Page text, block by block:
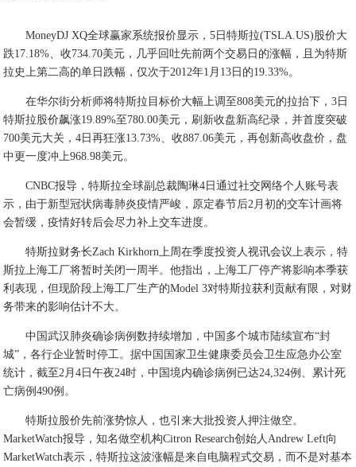
MoneyDJ XQ全球赢家系统报价显示，5日特斯拉(TSLA.US)股价大
跌17.18%、收734.70美元，几乎回吐先前两个交易日的涨幅，且为特斯
拉史上第二高的单日跌幅，仅次于2012年1月13日的19.33%。
在华尔街分析师将特斯拉目标价大幅上调至808美元的拉抬下，3日
特斯拉股价飙涨19.89%至780.00美元，刷新收盘新高纪录，并首度突破
700美元大关，4日再狂涨13.73%、收887.06美元，再创新高收盘价，盘
中更一度冲上968.98美元。
CNBC报导，特斯拉全球副总裁陶琳4日通过社交网络个人账号表
示，由于新型冠状病毒肺炎疫情严峻，原定春节后2月初的交车计画将
会暂缓，疫情好转后会尽力补上交车进度。
特斯拉财务长Zach Kirkhorn上周在季度投资人视讯会议上表示，特
斯拉上海工厂将暂时关闭一周半。他指出，上海工厂停产将影响本季获
利表现，但现阶段上海工厂生产的Model 3对特斯拉获利贡献有限，对财
务带来的影响估计不大。
中国武汉肺炎确诊病例数持续增加，中国多个城市陆续宣布“封
城”，各行企业暂时停工。据中国国家卫生健康委员会卫生应急办公室
统计，截至2月4日午夜24时，中国境内确诊病例已达24,324例、累计死
亡病例490例。
特斯拉股价先前涨势惊人，也引来大批投资人押注做空。
MarketWatch报导，知名做空机构Citron Research创始人Andrew Left向
MarketWatch表示，特斯拉这波涨幅是来自电脑程式交易，而不是对基本